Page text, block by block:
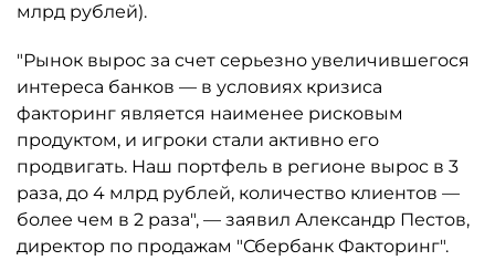
млрд рублей).
"Рынок вырос за счет серьезно увеличившегося
интереса банков — в условиях кризиса
факторинг является наименее рисковым
продуктом, и игроки стали активно его
продвигать. Наш портфель в регионе вырос в 3
раза, до 4 млрд рублей, количество клиентов —
более чем в 2 раза", — заявил Александр Пестов,
директор по продажам "Сбербанк Факторинг".